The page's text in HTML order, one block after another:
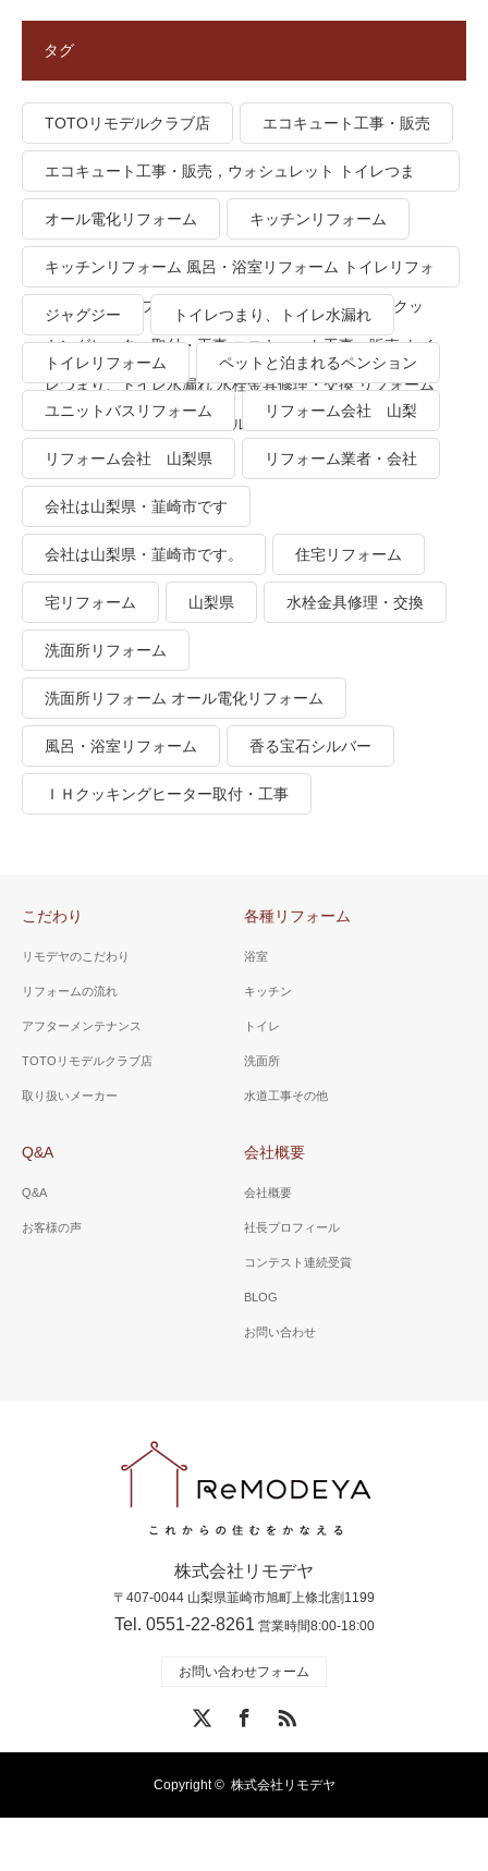
タグ
TOTOリモデルクラブ店 エコキュート工事・販売
エコキュート工事・販売，ウォシュレット トイレつま
り、トイレ水漏れ
オール電化リフォーム キッチンリフォーム
キッチンリフォーム 風呂・浴室リフォーム トイレリフォ
ーム 洗面所リフォーム オール電化リフォーム ＩＨクッ
キングヒーター取付・工事 エコキュート工事・販売 トイ
レつまり、トイレ水漏れ 水栓金具修理・交換 リフォーム
業者・会社 ＴＯＴＯリモデルクラブ
ジャグジー トイレつまり、トイレ水漏れ
トイレリフォーム ペットと泊まれるペンション
ユニットバスリフォーム リフォーム会社 山梨
リフォーム会社 山梨県 リフォーム業者・会社
会社は山梨県・韮崎市です
会社は山梨県・韮崎市です。 住宅リフォーム
宅リフォーム 山梨県 水栓金具修理・交換
洗面所リフォーム
洗面所リフォーム オール電化リフォーム
風呂・浴室リフォーム 香る宝石シルバー
ＩＨクッキングヒーター取付・工事
こだわり
リモデヤのこだわり
リフォームの流れ
アフターメンテナンス
TOTOリモデルクラブ店
取り扱いメーカー
各種リフォーム
浴室
キッチン
トイレ
洗面所
水道工事その他
Q&A
Q&A
お客様の声
会社概要
会社概要
社長プロフィール
コンテスト連続受賞
BLOG
お問い合わせ
株式会社リモデヤ
〒407-0044 山梨県韮崎市旭町上條北割1199
Tel. 0551-22-8261営業時間8:00-18:00
お問い合わせフォーム
RSS
Copyright © 株式会社リモデヤ